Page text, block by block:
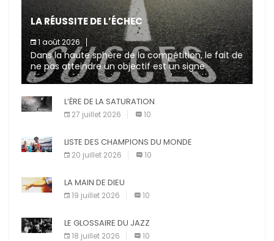
LA RÉUSSITE DE L’ÉCHEC
1 août 2026
Dans la haute sphère de la compétition, le fait de
ne pas atteindre un objectif est un signe
d’incompétence et une source de sanctions
diverses (avertissement, […]
L’ÈRE DE LA SATURATION
27 juillet 2026 10
LISTE DES CHAMPIONS DU MONDE
20 juillet 2026 10
LA MAIN DE DIEU
19 juillet 2026 10
LE GLOSSAIRE DU JAZZ
18 juillet 2026 10